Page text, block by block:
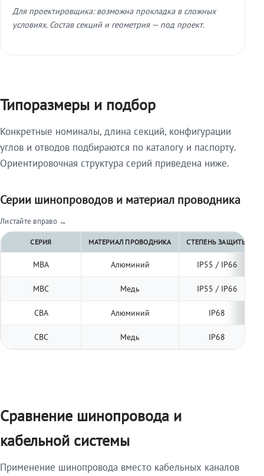
Для проектировщика: возможна прокладка в сложных
условиях. Состав секций и геометрия — под проект.
Типоразмеры и подбор
Конкретные номиналы, длина секций, конфигурации
углов и отводов подбираются по каталогу и паспорту.
Ориентировочная структура серий приведена ниже.
Серии шинопроводов и материал проводника
Листайте вправо →
СЕРИЯ МАТЕРИАЛ ПРОВОДНИКА СТЕПЕНЬ ЗАЩИТЫ
МВА Алюминий IP55 / IP66
МВС Медь IP55 / IP66
СВА Алюминий IP68
СВС Медь IP68
Сравнение шинопровода и
кабельной системы
Применение шинопровода вместо кабельных каналов